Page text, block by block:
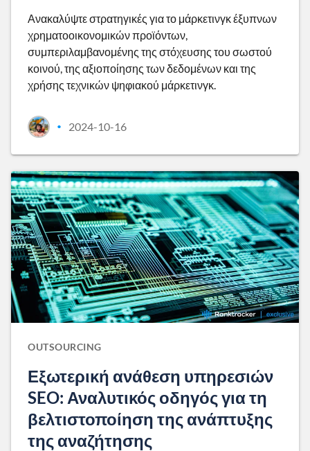
Ανακαλύψτε στρατηγικές για το μάρκετινγκ έξυπνων
χρηματοοικονομικών προϊόντων,
συμπεριλαμβανομένης της στόχευσης του σωστού
κοινού, της αξιοποίησης των δεδομένων και της
χρήσης τεχνικών ψηφιακού μάρκετινγκ.
• 2024-10-16
OUTSOURCING
Εξωτερική ανάθεση υπηρεσιών
SEO: Αναλυτικός οδηγός για τη
βελτιστοποίηση της ανάπτυξης
της αναζήτησης